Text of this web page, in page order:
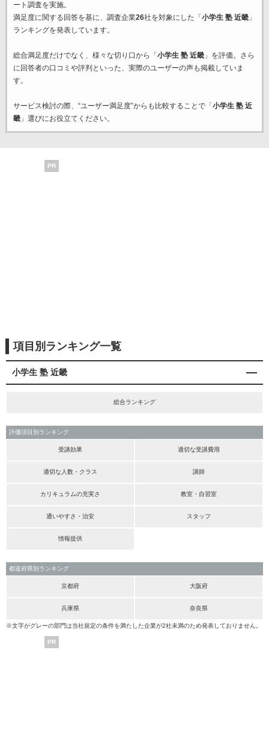
ート調査を実施。
満足度に関する回答を基に、調査企業26社を対象にした「 小学生 塾 近畿」
ランキングを発表しています。
総合満足度だけでなく、様々な切り口から「 小学生 塾 近畿」を評価。さら
に回答者の口コミや評判といった、実際のユーザーの声も掲載していま
す。
サービス検討の際、“ユーザー満足度”からも比較することで「 小学生 塾 近
畿」選びにお役立てください。
PR
項目別ランキング一覧
小学生 塾 近畿
総合ランキング
評価項目別ランキング
受講効果 適切な受講費用
適切な人数・クラス 講師
カリキュラムの充実さ 教室・自習室
通いやすさ・治安 スタッフ
情報提供
都道府県別ランキング
京都府 大阪府
兵庫県 奈良県
※文字がグレーの部門は当社規定の条件を満たした企業が2社未満のため発表しておりません。
PR